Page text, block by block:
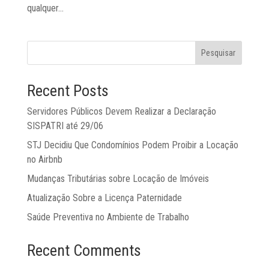
qualquer...
Pesquisar
Recent Posts
Servidores Públicos Devem Realizar a Declaração
SISPATRI até 29/06
STJ Decidiu Que Condomínios Podem Proibir a Locação
no Airbnb
Mudanças Tributárias sobre Locação de Imóveis
Atualização Sobre a Licença Paternidade
Saúde Preventiva no Ambiente de Trabalho
Recent Comments